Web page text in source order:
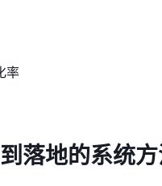
率
落地的系统